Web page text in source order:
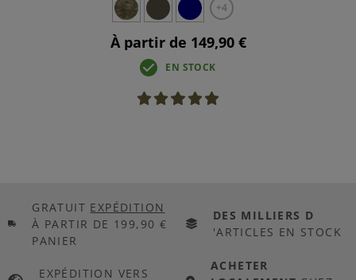
+4
À partir de 149,90 €
EN STOCK
GRATUIT EXPÉDITION
À PARTIR DE 199,90 €
PANIER
DES MILLIERS D
'ARTICLES EN STOCK
EXPÉDITION VERS
ACHETER